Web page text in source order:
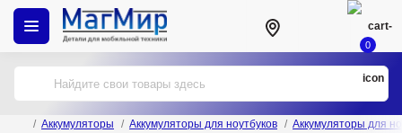
0
Аккумуляторы Аккумуляторы для ноутбуков Аккумуляторы для